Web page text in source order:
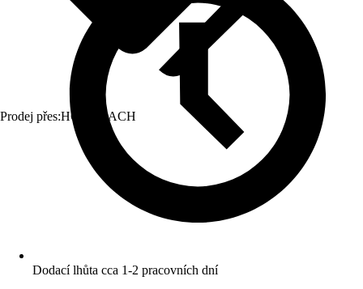
Prodej přes:HORNBACH
Dodací lhůta cca 1-2 pracovních dní